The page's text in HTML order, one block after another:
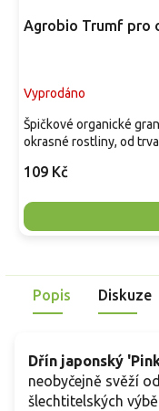
Agrobio Trumf pro
Vyprodáno
109 Kč
Špičkové organické
okrasné rostliny, od
Popis Diskuze
Dřín japonský
neobyčejně svěží
šlechtitelských